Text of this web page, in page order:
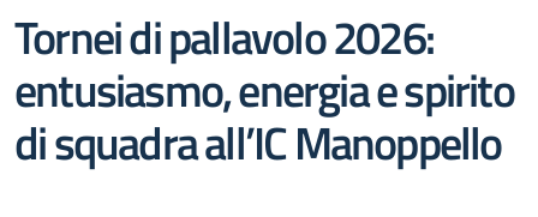
Tornei di pallavolo 2026:
entusiasmo, energia e spirito
di squadra all’IC Manoppello